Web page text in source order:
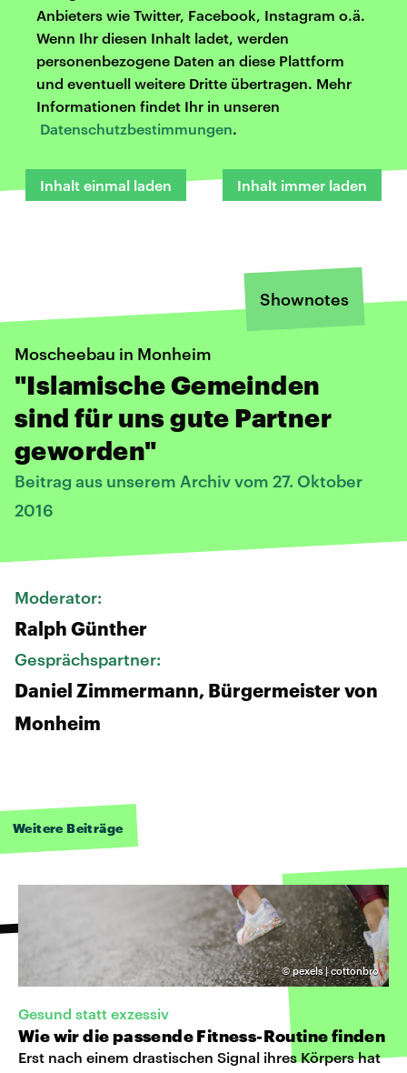
Anbieters wie Twitter, Facebook, Instagram o.ä.
Wenn Ihr diesen Inhalt ladet, werden
personenbezogene Daten an diese Plattform
und eventuell weitere Dritte übertragen. Mehr
Informationen findet Ihr in unseren
Datenschutzbestimmungen.
Inhalt einmal laden Inhalt immer laden
Shownotes
Moscheebau in Monheim
"Islamische Gemeinden
sind für uns gute Partner
geworden"
Beitrag aus unserem Archiv vom 27. Oktober
2016
Moderator:
Ralph Günther
Gesprächspartner:
Daniel Zimmermann, Bürgermeister von
Monheim
Weitere Beiträge
©pexels | cottonbro
Gesund statt exzessiv
Wie wir die passende Fitness-Routine finden
Erst nach einem drastischen Signal ihres Körpers hat